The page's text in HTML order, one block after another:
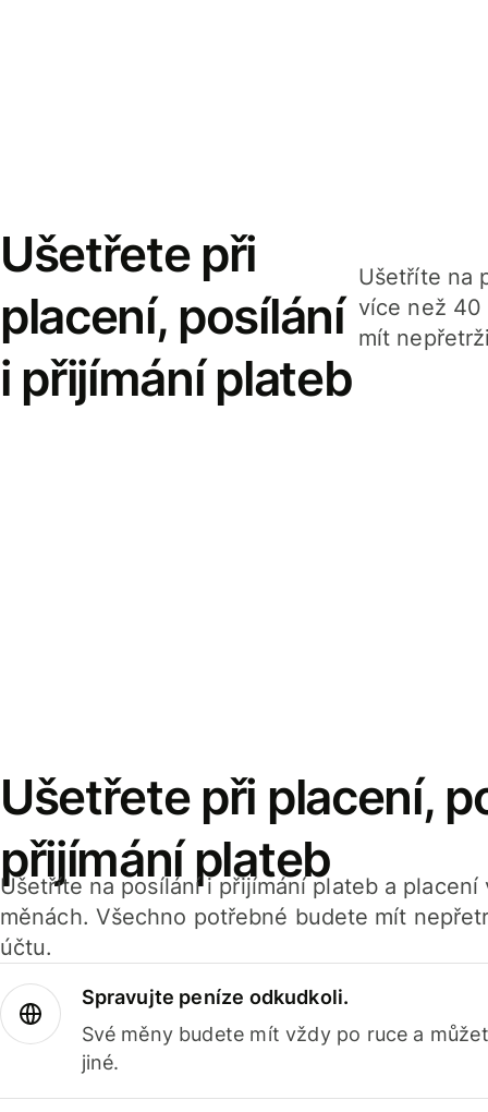
Ušetřete při
placení, posílání
i přijímání plateb
Ušetříte na
více než 40
mít
Ušetřete při placení,
přijímání plateb
Ušetříte na posílání i přijímání plateb a
měnách. Všechno potřebné budete mít
účtu.
Spravujte peníze odkudkoli.
Své měny budete mít vždy po ruce a
jiné.